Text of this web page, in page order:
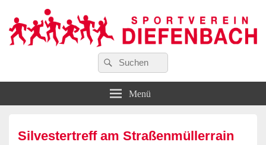
Sportverein Diefenbach e. V.
Suchen
nach:
Suchen
Menü
Silvestertreff am Straßenmüllerrain